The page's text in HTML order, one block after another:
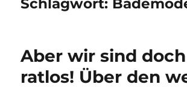
Schlagwort:
Aber wir sind
ratlos! Über den